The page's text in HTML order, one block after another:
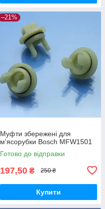
–21%
Муфти збережені для
м'ясорубки Bosch MFW1501
Готово до відправки
197,50 ₴ 250 ₴
Купити